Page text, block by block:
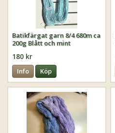
Batikfärgat garn 8/4 680m ca
200g Blått och mint
180 kr
Info Köp